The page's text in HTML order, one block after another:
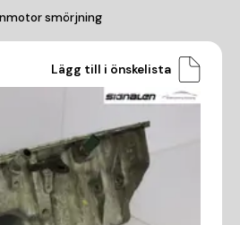
motor smörjning
Lägg till i önskelista